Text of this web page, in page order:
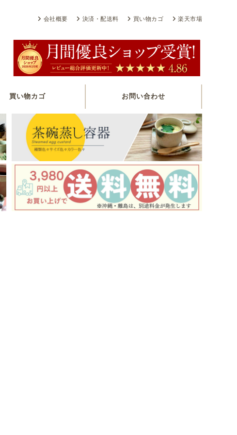
会社概要 決済・配送料 買い物カゴ 楽天市場
買い物カゴ お問い合わせ